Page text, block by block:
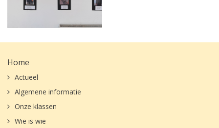
Home
Actueel
Algemene informatie
Onze klassen
Wie is wie